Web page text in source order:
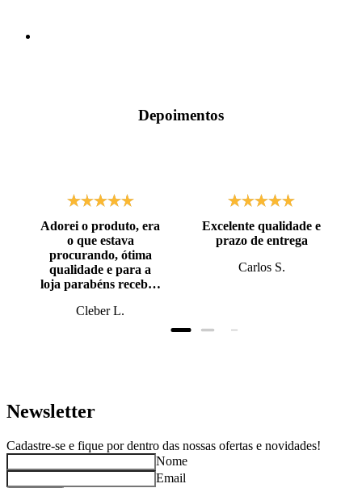
Depoimentos
Adorei o produto, era
o que estava
procurando, ótima
qualidade e para a
loja parabéns recebi o
prazo, super bem
Cleber L.
Excelente qualidade e
prazo de entrega
Carlos S.
Newsletter
Cadastre-se e fique por dentro das nossas ofertas e novidades!
Nome
Email